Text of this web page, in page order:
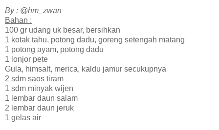
By : @hm_zwan
Bahan :
100 gr udang uk besar, bersihkan
1 kotak tahu, potong dadu, goreng setengah matang
1 potong ayam, potong dadu
1 lonjor pete
Gula, himsalt, merica, kaldu jamur secukupnya
2 sdm saos tiram
1 sdm minyak wijen
1 lembar daun salam
2 lembar daun jeruk
1 gelas air